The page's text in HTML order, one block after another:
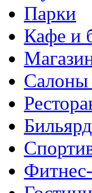
Парки
Кафе и
Салоны